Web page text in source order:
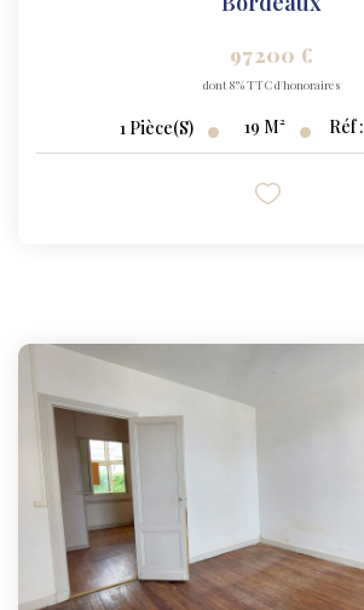
97 200 €
dont 8% TTC d'honoraires
1 Pièce(s) 19 M² Réf :